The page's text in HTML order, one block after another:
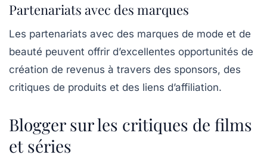
Partenariats avec des marques
Les partenariats avec des marques de mode et de
beauté peuvent offrir d’excellentes opportunités de
création de revenus à travers des sponsors, des
critiques de produits et des liens d’affiliation.
Blogger sur les critiques de films
et séries